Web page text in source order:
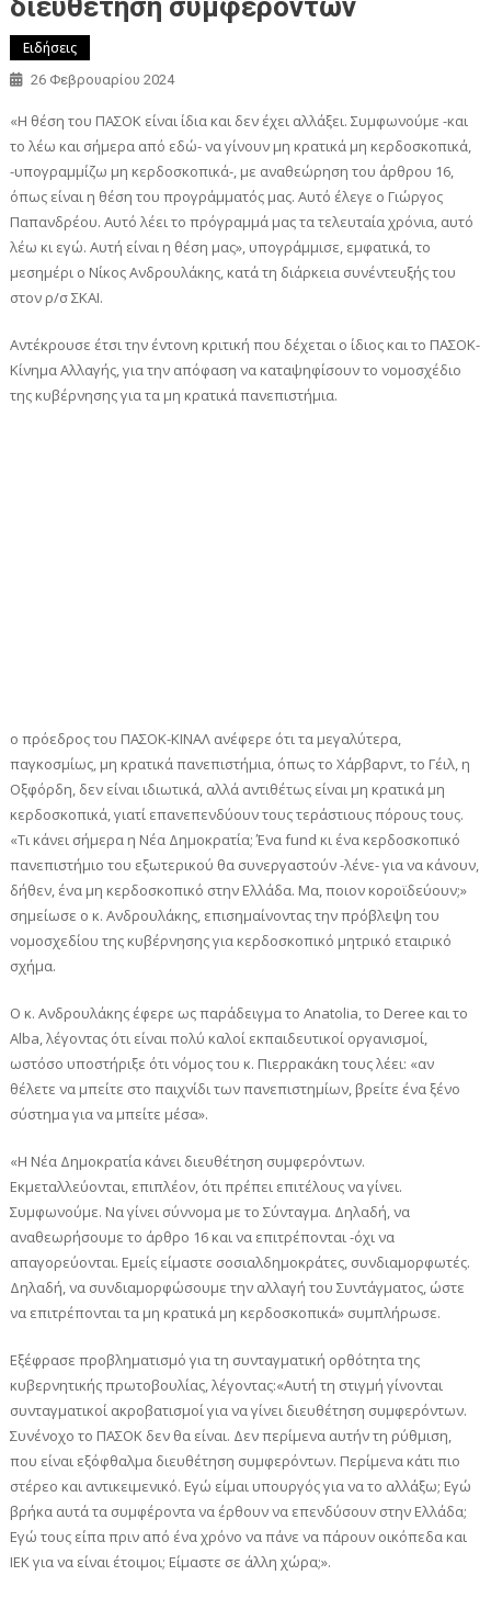
διευθέτηση συμφερόντων
Ειδήσεις
26 Φεβρουαρίου 2024
«Η θέση του ΠΑΣΟΚ είναι ίδια και δεν έχει αλλάξει. Συμφωνούμε -και
το λέω και σήμερα από εδώ- να γίνουν μη κρατικά μη κερδοσκοπικά,
-υπογραμμίζω μη κερδοσκοπικά-, με αναθεώρηση του άρθρου 16,
όπως είναι η θέση του προγράμματός μας. Αυτό έλεγε ο Γιώργος
Παπανδρέου. Αυτό λέει το πρόγραμμά μας τα τελευταία χρόνια, αυτό
λέω κι εγώ. Αυτή είναι η θέση μας», υπογράμμισε, εμφατικά, το
μεσημέρι ο Νίκος Ανδρουλάκης, κατά τη διάρκεια συνέντευξής του
στον ρ/σ ΣΚΑΙ.
Αντέκρουσε έτσι την έντονη κριτική που δέχεται ο ίδιος και το ΠΑΣΟΚ-
Κίνημα Αλλαγής, για την απόφαση να καταψηφίσουν το νομοσχέδιο
της κυβέρνησης για τα μη κρατικά πανεπιστήμια.
ο πρόεδρος του ΠΑΣΟΚ-ΚΙΝΑΛ ανέφερε ότι τα μεγαλύτερα,
παγκοσμίως, μη κρατικά πανεπιστήμια, όπως το Χάρβαρντ, το Γέιλ, η
Οξφόρδη, δεν είναι ιδιωτικά, αλλά αντιθέτως είναι μη κρατικά μη
κερδοσκοπικά, γιατί επανεπενδύουν τους τεράστιους πόρους τους.
«Τι κάνει σήμερα η Νέα Δημοκρατία; Ένα fund κι ένα κερδοσκοπικό
πανεπιστήμιο του εξωτερικού θα συνεργαστούν -λένε- για να κάνουν,
δήθεν, ένα μη κερδοσκοπικό στην Ελλάδα. Μα, ποιον κοροϊδεύουν;»
σημείωσε ο κ. Ανδρουλάκης, επισημαίνοντας την πρόβλεψη του
νομοσχεδίου της κυβέρνησης για κερδοσκοπικό μητρικό εταιρικό
σχήμα.
Ο κ. Ανδρουλάκης έφερε ως παράδειγμα το Anatolia, το Deree και το
Alba, λέγοντας ότι είναι πολύ καλοί εκπαιδευτικοί οργανισμοί,
ωστόσο υποστήριξε ότι νόμος του κ. Πιερρακάκη τους λέει: «αν
θέλετε να μπείτε στο παιχνίδι των πανεπιστημίων, βρείτε ένα ξένο
σύστημα για να μπείτε μέσα».
«Η Νέα Δημοκρατία κάνει διευθέτηση συμφερόντων.
Εκμεταλλεύονται, επιπλέον, ότι πρέπει επιτέλους να γίνει.
Συμφωνούμε. Να γίνει σύννομα με το Σύνταγμα. Δηλαδή, να
αναθεωρήσουμε το άρθρο 16 και να επιτρέπονται -όχι να
απαγορεύονται. Εμείς είμαστε σοσιαλδημοκράτες, συνδιαμορφωτές.
Δηλαδή, να συνδιαμορφώσουμε την αλλαγή του Συντάγματος, ώστε
να επιτρέπονται τα μη κρατικά μη κερδοσκοπικά» συμπλήρωσε.
Εξέφρασε προβληματισμό για τη συνταγματική ορθότητα της
κυβερνητικής πρωτοβουλίας, λέγοντας:«Αυτή τη στιγμή γίνονται
συνταγματικοί ακροβατισμοί για να γίνει διευθέτηση συμφερόντων.
Συνένοχο το ΠΑΣΟΚ δεν θα είναι. Δεν περίμενα αυτήν τη ρύθμιση,
που είναι εξόφθαλμα διευθέτηση συμφερόντων. Περίμενα κάτι πιο
στέρεο και αντικειμενικό. Εγώ είμαι υπουργός για να το αλλάξω; Εγώ
βρήκα αυτά τα συμφέροντα να έρθουν να επενδύσουν στην Ελλάδα;
Εγώ τους είπα πριν από ένα χρόνο να πάνε να πάρουν οικόπεδα και
ΙΕΚ για να είναι έτοιμοι; Είμαστε σε άλλη χώρα;».